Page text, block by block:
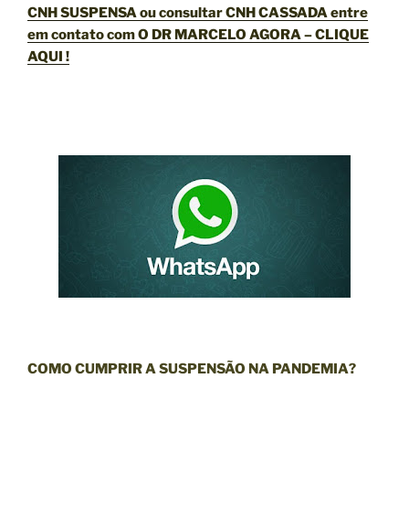
CNH SUSPENSA ou consultar CNH CASSADA entre
em contato com O DR MARCELO AGORA – CLIQUE
AQUI !
COMO CUMPRIR A SUSPENSÃO NA PANDEMIA?